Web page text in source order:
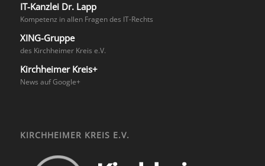
IT-Kanzlei Dr. Lapp
Kompetenz in allen Fragen des IT-Rechts
XING-Gruppe
des Kirchheimer Kreis e.V.
Kirchheimer Kreis+
News auf Google+
KIRCHHEIMER KREIS E.V.